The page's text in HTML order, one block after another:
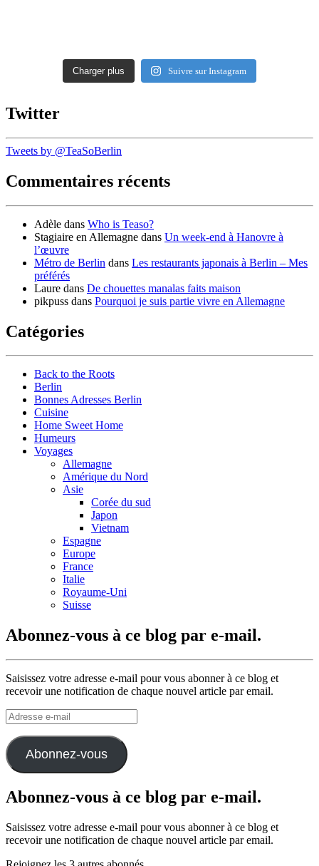
Charger plus Suivre sur Instagram
Twitter
Tweets by @TeaSoBerlin
Commentaires récents
Adèle dans Who is Teaso?
Stagiaire en Allemagne dans Un week-end à Hanovre à
l’œuvre
Métro de Berlin dans Les restaurants japonais à Berlin – Mes
préférés
Laure dans De chouettes manalas faits maison
pikpuss dans Pourquoi je suis partie vivre en Allemagne
Catégories
Back to the Roots
Berlin
Bonnes Adresses Berlin
Cuisine
Home Sweet Home
Humeurs
Voyages
Allemagne
Amérique du Nord
Asie
Corée du sud
Japon
Vietnam
Espagne
Europe
France
Italie
Royaume-Uni
Suisse
Abonnez-vous à ce blog par e-mail.
Saisissez votre adresse e-mail pour vous abonner à ce blog et
recevoir une notification de chaque nouvel article par email.
Adresse
e-
mail
Abonnez-vous
Abonnez-vous à ce blog par e-mail.
Saisissez votre adresse e-mail pour vous abonner à ce blog et
recevoir une notification de chaque nouvel article par email.